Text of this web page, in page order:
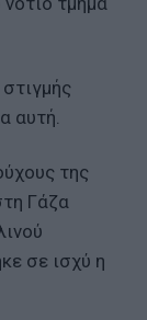
αυτή.
της
Γάζα
σε ισχύ η